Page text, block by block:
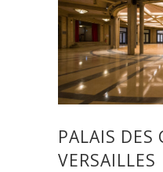
PALAIS DES
VERSAILLES